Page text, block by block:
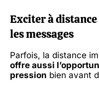
Exciter à
les messages
Parfois, la distance
offre aussi
pression bien avant